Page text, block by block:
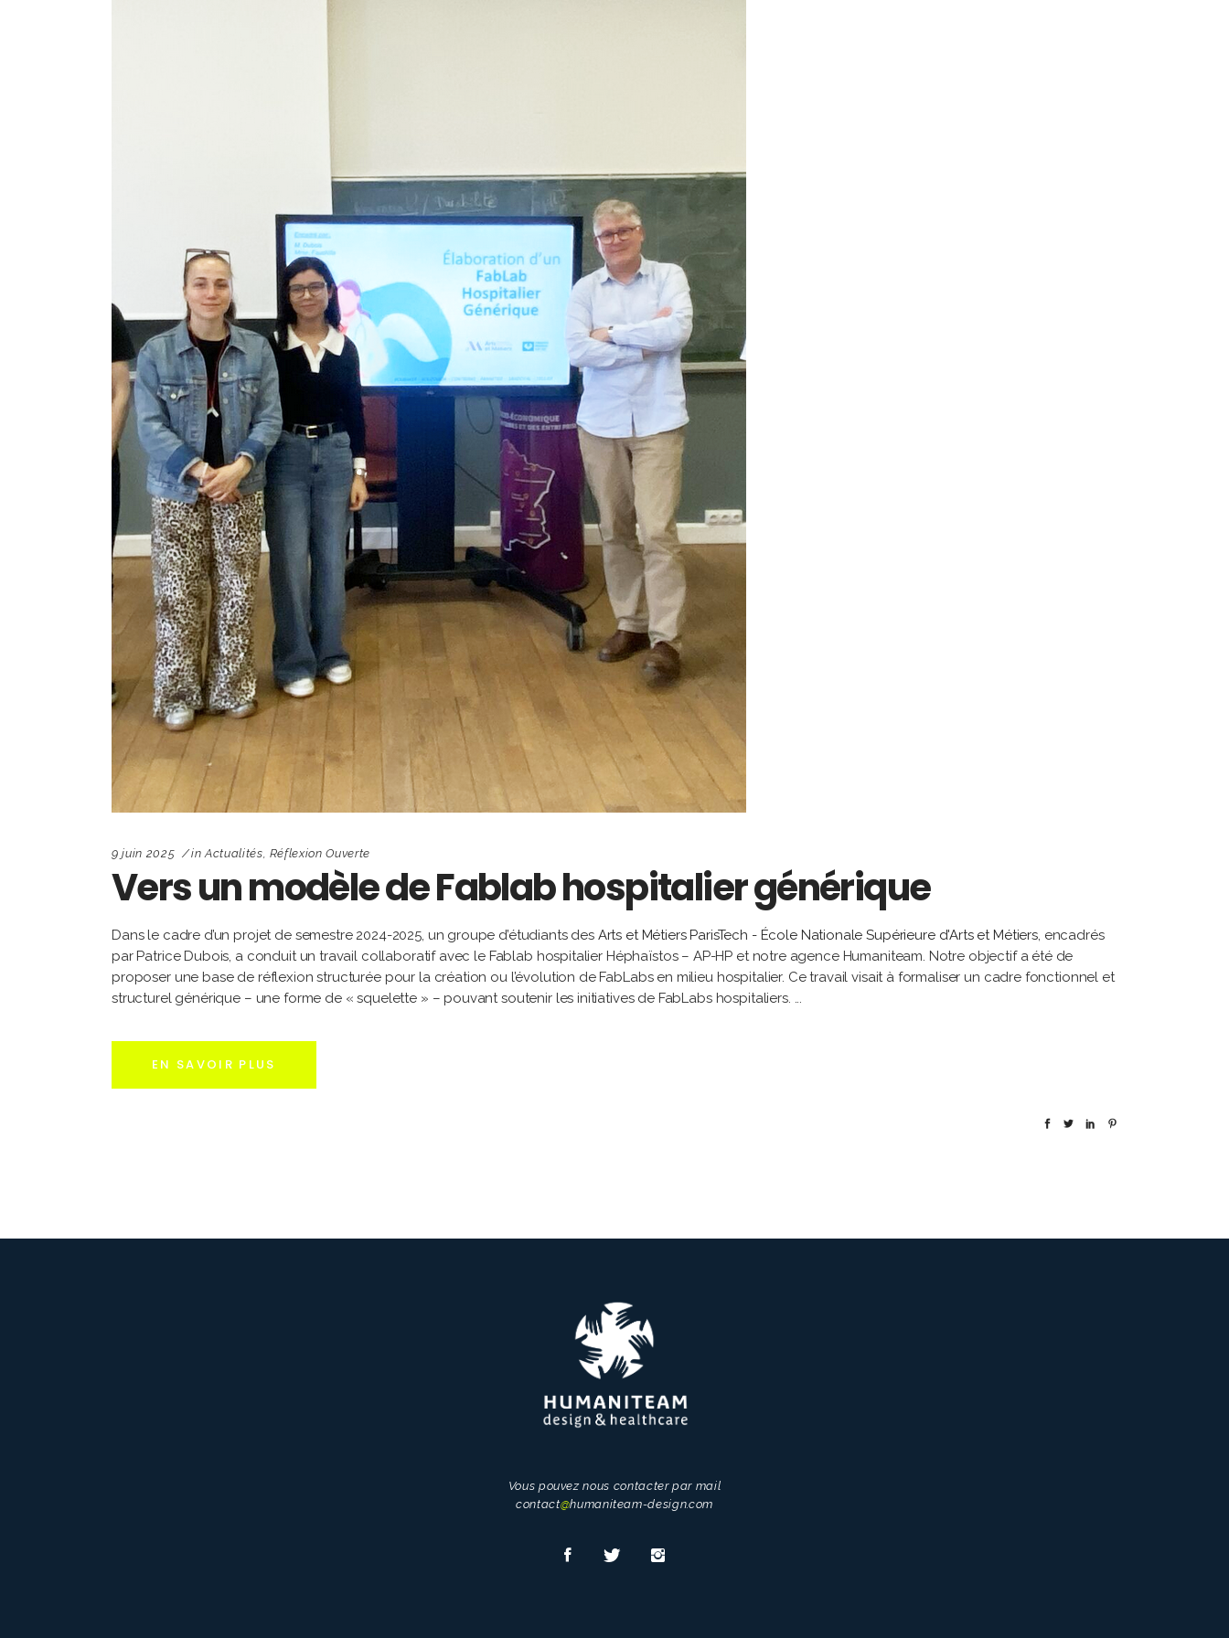
9 juin 2025 in Actualités, Réflexion Ouverte
Vers un modèle de Fablab hospitalier générique
Dans le cadre d’un projet de semestre 2024-2025, un groupe d’étudiants des Arts et Métiers ParisTech - École Nationale Supérieure d'Arts et Métiers, encadrés
par Patrice Dubois, a conduit un travail collaboratif avec le Fablab hospitalier Héphaïstos – AP-HP et notre agence Humaniteam. Notre objectif a été de
proposer une base de réflexion structurée pour la création ou l’évolution de FabLabs en milieu hospitalier. Ce travail visait à formaliser un cadre fonctionnel et
structurel générique – une forme de « squelette » – pouvant soutenir les initiatives de FabLabs hospitaliers.
EN SAVOIR PLUS
Vous pouvez nous contacter par mail
contact@humaniteam-design.com